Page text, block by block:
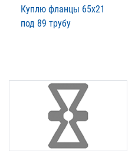
Куплю фланцы 65х21
под 89 трубу